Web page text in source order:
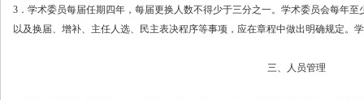
3．学术委员每届任期四年，每届更换人数不得少于三分之一。学术委员会每年
以及换届、增补、主任人选、民主表决程序等事项，应在章程中做出明确规定。
三、人员管理